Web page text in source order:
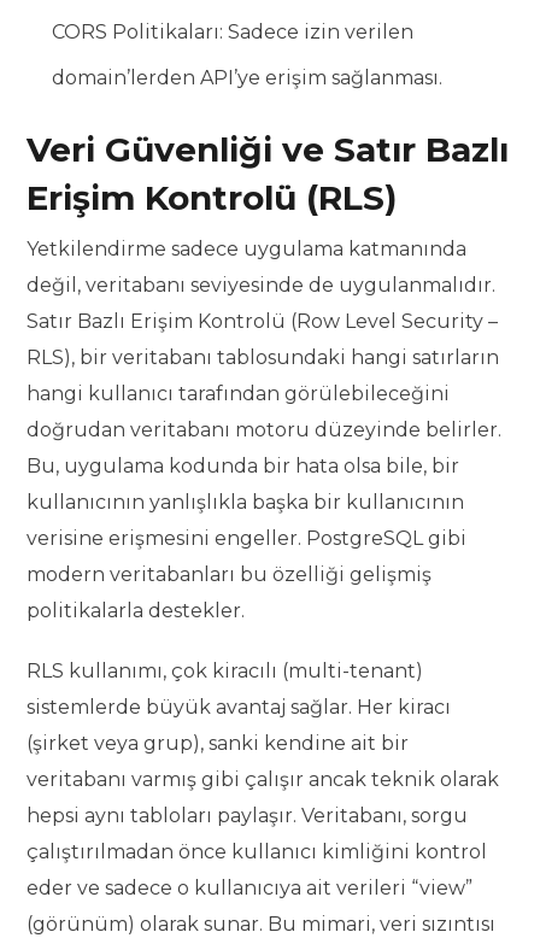
CORS Politikaları: Sadece izin verilen
domain’lerden API’ye erişim sağlanması.
Veri Güvenliği ve Satır Bazlı
Erişim Kontrolü (RLS)
Yetkilendirme sadece uygulama katmanında
değil, veritabanı seviyesinde de uygulanmalıdır.
Satır Bazlı Erişim Kontrolü (Row Level Security –
RLS), bir veritabanı tablosundaki hangi satırların
hangi kullanıcı tarafından görülebileceğini
doğrudan veritabanı motoru düzeyinde belirler.
Bu, uygulama kodunda bir hata olsa bile, bir
kullanıcının yanlışlıkla başka bir kullanıcının
verisine erişmesini engeller. PostgreSQL gibi
modern veritabanları bu özelliği gelişmiş
politikalarla destekler.
RLS kullanımı, çok kiracılı (multi-tenant)
sistemlerde büyük avantaj sağlar. Her kiracı
(şirket veya grup), sanki kendine ait bir
veritabanı varmış gibi çalışır ancak teknik olarak
hepsi aynı tabloları paylaşır. Veritabanı, sorgu
çalıştırılmadan önce kullanıcı kimliğini kontrol
eder ve sadece o kullanıcıya ait verileri “view”
(görünüm) olarak sunar. Bu mimari, veri sızıntısı